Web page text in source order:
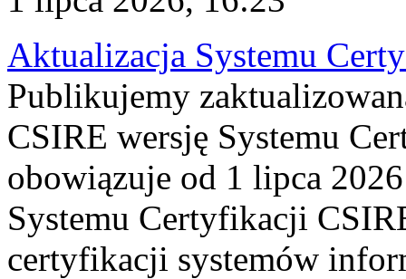
Aktualizacja Systemu
Publikujemy
CSIRE wersję Systemu
obowiązuje od 1 lipca
Systemu Certyfikacji
certyfikacji systemów